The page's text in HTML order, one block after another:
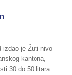
izdao je Žuti nivo
kantona,
30 do 50 litara